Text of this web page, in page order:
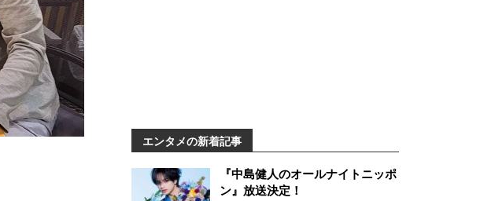
エンタメの新着記事
『中島健人のオールナイトニッポ
ン』放送決定！